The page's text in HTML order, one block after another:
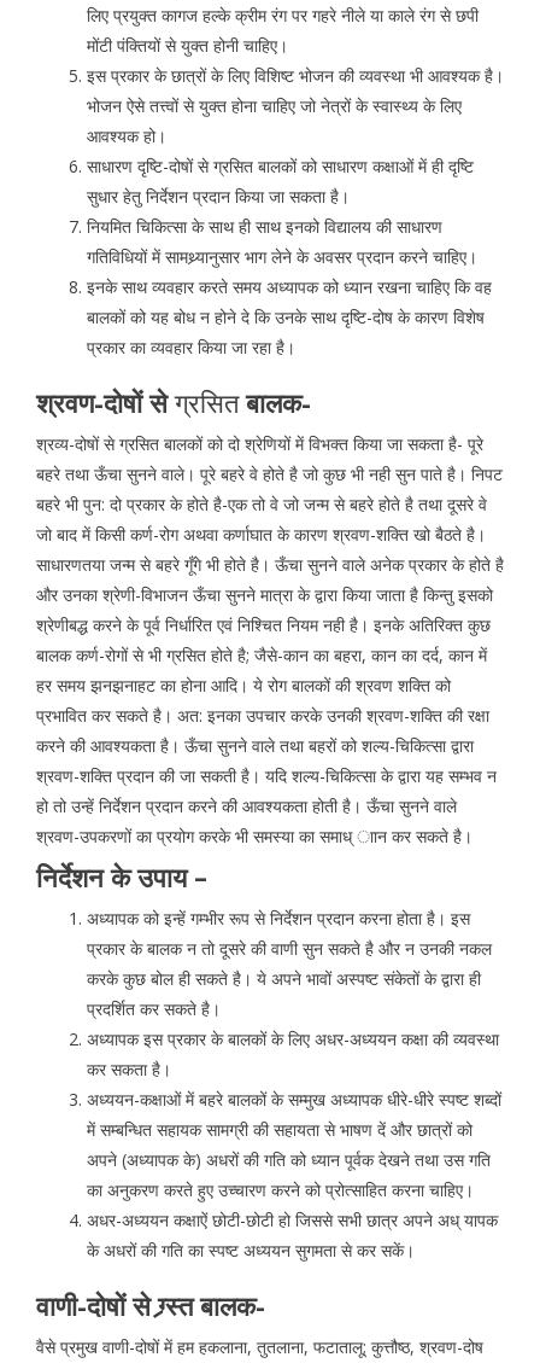
लिए प्रयुक्त कागज हल्के क्रीम रंग पर गहरे नीले या काले रंग से छपी
मोंटी पंक्तियों से युक्त होनी चाहिए।
इस प्रकार के छात्रों के लिए विशिष्ट भोजन की व्यवस्था भी आवश्यक है।
भोजन ऐसे तत्त्वों से युक्त होना चाहिए जो नेत्रों के स्वास्थ्य के लिए
आवश्यक हो।
साधारण दृष्टि-दोषों से ग्रसित बालकों को साधारण कक्षाओं में ही दृष्टि
सुधार हेतु निर्देशन प्रदान किया जा सकता है।
नियमित चिकित्सा के साथ ही साथ इनको विद्यालय की साधारण
गतिविधियों में सामथ्र्यानुसार भाग लेने के अवसर प्रदान करने चाहिए।
इनके साथ व्यवहार करते समय अध्यापक को ध्यान रखना चाहिए कि वह
बालकों को यह बोध न होने दे कि उनके साथ दृष्टि-दोष के कारण विशेष
प्रकार का व्यवहार किया जा रहा है।
श्रवण-दोषों सेग्रसितबालक-
श्रव्य-दोषों से ग्रसित बालकों को दो श्रेणियों में विभक्त किया जा सकता है- पूरे
बहरे तथा ऊँचा सुनने वाले। पूरे बहरे वे होते है जो कुछ भी नही सुन पाते है। निपट
बहरे भी पुन: दो प्रकार के होते है-एक तो वे जो जन्म से बहरे होते है तथा दूसरे वे
जो बाद में किसी कर्ण-रोग अथवा कर्णाघात के कारण श्रवण-शक्ति खो बैठते है।
साधारणतया जन्म से बहरे गूँगे भी होते है। ऊँचा सुनने वाले अनेक प्रकार के होते है
और उनका श्रेणी-विभाजन ऊँचा सुनने मात्रा के द्वारा किया जाता है किन्तु इसको
श्रेणीबद्ध करने के पूर्व निर्धारित एवं निश्चित नियम नही है। इनके अतिरिक्त कुछ
बालक कर्ण-रोगों से भी ग्रसित होते है; जैसे-कान का बहरा, कान का दर्द, कान में
हर समय झनझनाहट का होना आदि। ये रोग बालकों की श्रवण शक्ति को
प्रभावित कर सकते है। अत: इनका उपचार करके उनकी श्रवण-शक्ति की रक्षा
करने की आवश्यकता है। ऊँचा सुनने वाले तथा बहरों को शल्य-चिकित्सा द्वारा
श्रवण-शक्ति प्रदान की जा सकती है। यदि शल्य-चिकित्सा के द्वारा यह सम्भव न
हो तो उन्हें निर्देशन प्रदान करने की आवश्यकता होती है। ऊँचा सुनने वाले
श्रवण-उपकरणों का प्रयोग करके भी समस्या का समाध् ाान कर सकते है।
निर्देशन के उपाय –
अध्यापक को इन्हें गम्भीर रूप से निर्देशन प्रदान करना होता है। इस
प्रकार के बालक न तो दूसरे की वाणी सुन सकते है और न उनकी नकल
करके कुछ बोल ही सकते है। ये अपने भावों अस्पष्ट संकेतों के द्वारा ही
प्रदर्शित कर सकते है।
अध्यापक इस प्रकार के बालकों के लिए अधर-अध्ययन कक्षा की व्यवस्था
कर सकता है।
अध्ययन-कक्षाओं में बहरे बालकों के सम्मुख अध्यापक धीरे-धीरे स्पष्ट शब्दों
में सम्बन्धित सहायक सामग्री की सहायता से भाषण दें और छात्रों को
अपने (अध्यापक के) अधरों की गति को ध्यान पूर्वक देखने तथा उस गति
का अनुकरण करते हुए उच्चारण करने को प्रोत्साहित करना चाहिए।
अधर-अध्ययन कक्षाऐं छोटी-छोटी हो जिससे सभी छात्र अपने अध् यापक
के अधरों की गति का स्पष्ट अध्ययन सुगमता से कर सकें।
वाणी-दोषों से ग्र्स्त बालक-
वैसे प्रमुख वाणी-दोषों में हम हकलाना, तुतलाना, फटातालू; कुत्तौष्ठ, श्रवण-दोष